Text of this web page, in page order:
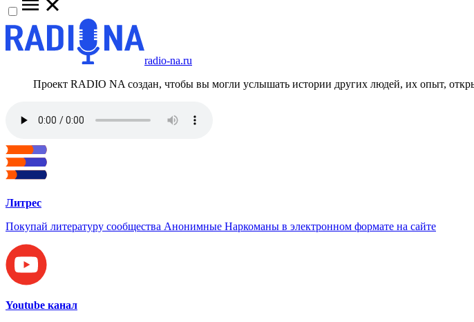
radio-na.ru
Проект RADIO NA создан, чтобы вы могли услышать истории других людей, их опыт,
Литрес
Покупай литературу сообщества Анонимные Наркоманы в электронном формате на сайте
Youtube канал